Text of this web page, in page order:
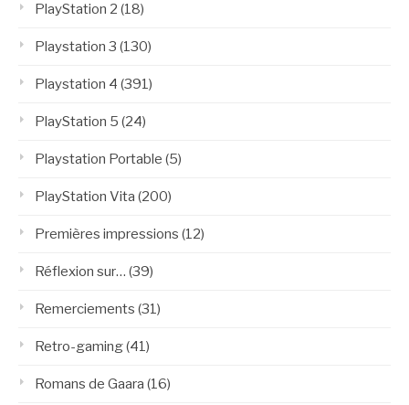
PlayStation 2 (18)
Playstation 3 (130)
Playstation 4 (391)
PlayStation 5 (24)
Playstation Portable (5)
PlayStation Vita (200)
Premières impressions (12)
Réflexion sur… (39)
Remerciements (31)
Retro-gaming(41)
Romans de Gaara (16)